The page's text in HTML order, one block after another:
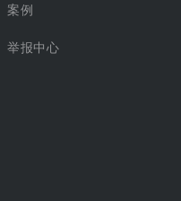
案例
举报中心